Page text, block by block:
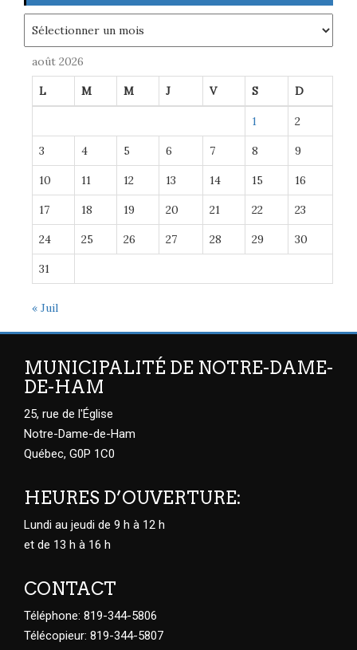
août 2026
L M M J V S D
1 2
3 4 5 6 7 8 9
10 11 12 13 14 15 16
17 18 19 20 21 22 23
24 25 26 27 28 29 30
31
« Juil
MUNICIPALITÉ DE NOTRE-DAME-
DE-HAM
25, rue de l'Église
Notre-Dame-de-Ham
Québec, G0P 1C0
HEURES D’OUVERTURE:
Lundi au jeudi de 9 h à 12 h
et de 13 h à 16 h
CONTACT
Téléphone: 819-344-5806
Télécopieur: 819-344-5807